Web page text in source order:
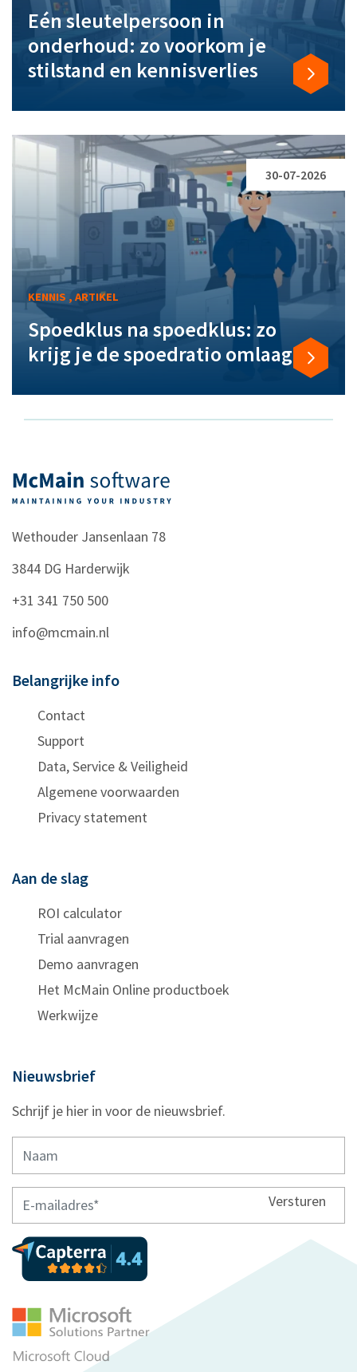
Eén sleutelpersoon in
onderhoud: zo voorkom je
stilstand en kennisverlies
KENNIS , ARTIKEL
Spoedklus na spoedklus: zo
krijg je de spoedratio omlaag
30-07-2026
Wethouder Jansenlaan 78
3844 DG Harderwijk
+31 341 750 500
info@mcmain.nl
Belangrijke info
Contact
Support
Data, Service & Veiligheid
Algemene voorwaarden
Privacy statement
Aan de slag
ROI calculator
Trial aanvragen
Demo aanvragen
Het McMain Online productboek
Werkwijze
Nieuwsbrief
Schrijf je hier in voor de nieuwsbrief.
Versturen